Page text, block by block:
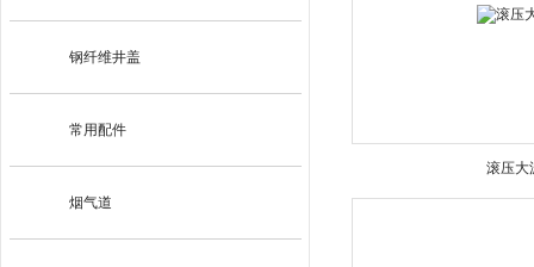
钢纤维井盖
常用配件
烟气道
滚压大